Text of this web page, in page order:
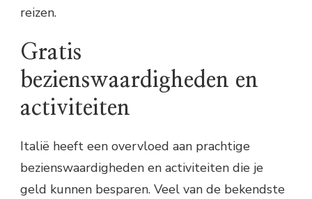
reizen.
Gratis
bezienswaardigheden en
activiteiten
Italië heeft een overvloed aan prachtige
bezienswaardigheden en activiteiten die je
geld kunnen besparen. Veel van de bekendste